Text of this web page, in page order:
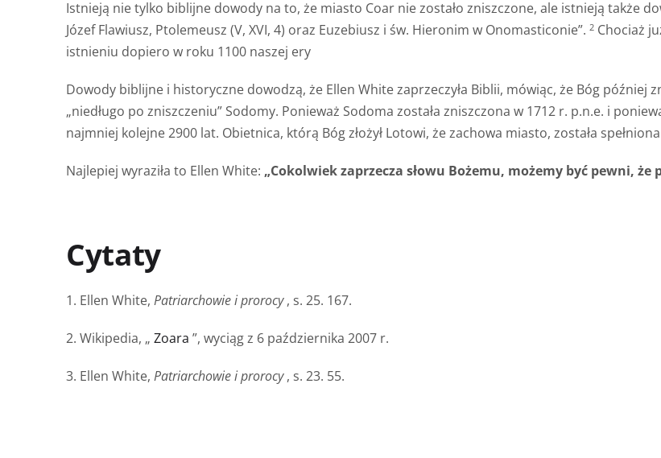
Istnieją nie tylko biblijne dowody na to, że miasto Coar nie zostało zniszczone, ale istnieją także
Józef Flawiusz, Ptolemeusz (V, XVI, 4) oraz Euzebiusz i św. Hieronim w Onomasticonie”. 2 Chociaż
istnieniu dopiero w roku 1100 naszej ery
Dowody biblijne i historyczne dowodzą, że Ellen White zaprzeczyła Biblii, mówiąc, że Bóg później
„niedługo po zniszczeniu” Sodomy. Ponieważ Sodoma została zniszczona w 1712 r. p.n.e. i
najmniej kolejne 2900 lat. Obietnica, którą Bóg złożył Lotowi, że zachowa miasto, została
Najlepiej wyraziła to Ellen White: „Cokolwiek zaprzecza słowu Bożemu, możemy być pewni, że
Cytaty
1. Ellen White, Patriarchowie i prorocy, s. 25. 167.
2. Wikipedia, „ Zoara ”, wyciąg z 6 października 2007 r.
3. Ellen White, Patriarchowie i prorocy, s. 23. 55.